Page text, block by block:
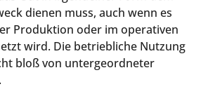
dienen muss, auch wenn es
Produktion oder im operativen
wird. Die betriebliche Nutzung
bloß von untergeordneter